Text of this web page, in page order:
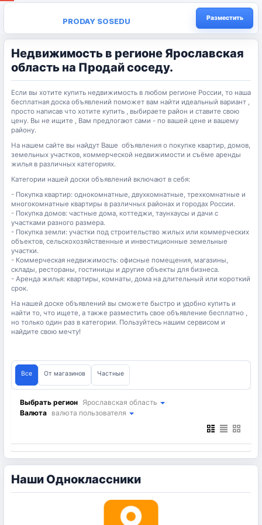
PRODAY SOSEDU Разместить
Недвижимость в регионе Ярославская
область на Продай соседу.
Если вы хотите купить недвижимость в любом регионе России, то наша
бесплатная доска объявлений поможет вам найти идеальный вариант ,
просто написав что хотите купить , выбираете район и ставите свою
цену. Вы не ищите , Вам предлогают сами - по вашей цене и вашему
району.
На нашем сайте вы найдут Ваше объявления о покупке квартир, домов,
земельных участков, коммерческой недвижимости и съёме аренды
жилья в различных категориях.
Категории нашей доски объявлений включают в себя:
- Покупка квартир: однокомнатные, двухкомнатные, трехкомнатные и
многокомнатные квартиры в различных районах и городах России.
- Покупка домов: частные дома, коттеджи, таунхаусы и дачи с
участками разного размера.
- Покупка земли: участки под строительство жилых или коммерческих
объектов, сельскохозяйственные и инвестиционные земельные
участки.
- Коммерческая недвижимость: офисные помещения, магазины,
склады, рестораны, гостиницы и другие объекты для бизнеса.
- Аренда жилья: квартиры, комнаты, дома на длительный или короткий
срок.
На нашей доске объявлений вы сможете быстро и удобно купить и
найти то, что ищете, а также разместить свое объявление бесплатно ,
но только один раз в категории. Пользуйтесь нашим сервисом и
найдите свою мечту!
Все От магазинов Частные
Выбрать регион Ярославская область
Валюта валюта пользователя
Наши Одноклассники